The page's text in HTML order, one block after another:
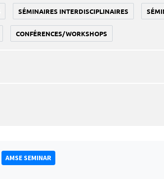
SÉMINAIRES INTERDISCIPLINAIRES
CONFÉRENCES/WORKSHOPS
AMSE SEMINAR